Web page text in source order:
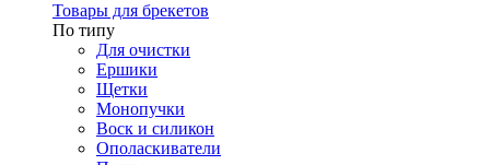
Товары для брекетов
По типу
Для очистки
Ершики
Щетки
Монопучки
Воск и силикон
Ополаскиватели